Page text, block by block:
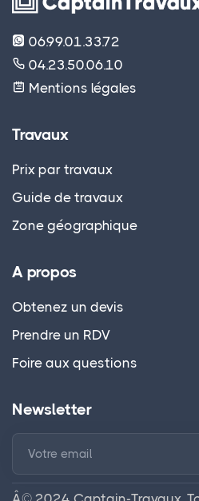
06.99.01.33.72
04.23.50.06.10
Mentions légales
Travaux
Prix par travaux
Guide de travaux
Zone géographique
A propos
Obtenez un devis
Prendre un RDV
Foire aux questions
Newsletter
Votre email